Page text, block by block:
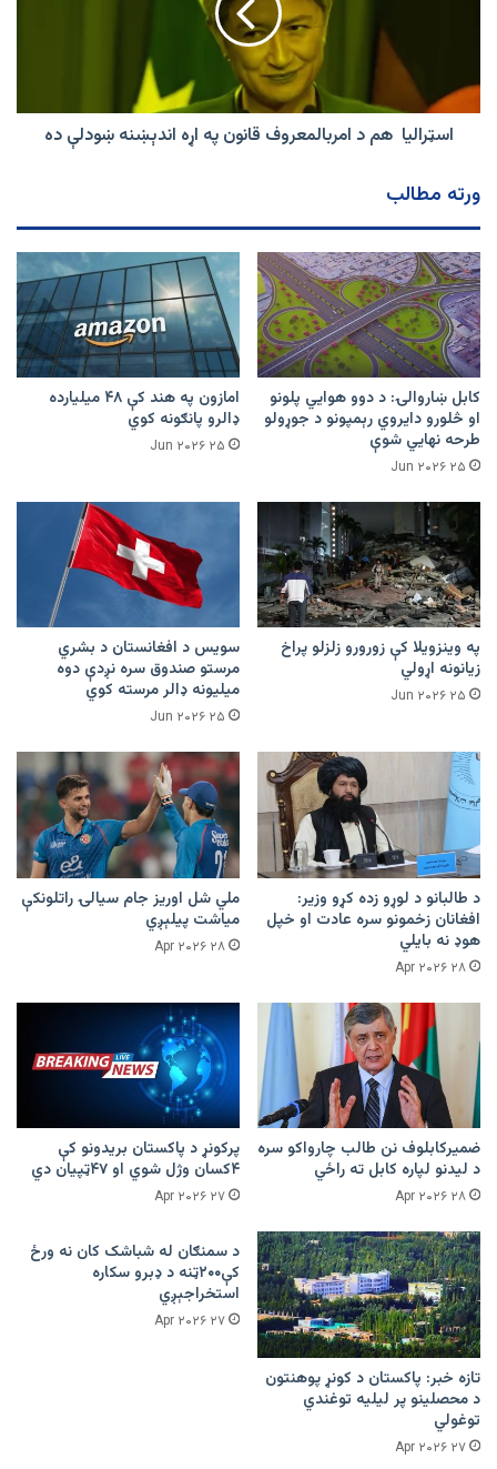
اندېښنه
ښودلې
اسټرالیا هم د امربالمعروف قانون په اړه اندېښنه ښودلې ده
ورته مطالب
کابل ښاروالۍ: د دوو هوايي پلونو
او څلورو دایروي رېمپونو د جوړولو
طرحه نهایي شوې
۲۵ Jun ۲۰۲۶
امازون په هند کې ۴۸ میلیارده
ډالرو پانګونه کوي
۲۵ Jun ۲۰۲۶
په وینزویلا کې زورورو زلزلو پراخ
زیانونه اړولي
۲۵ Jun ۲۰۲۶
سویس د افغانستان د بشري
مرستو صندوق سره نږدې دوه
میلیونه ډالر مرسته کوي
۲۵ Jun ۲۰۲۶
د طالبانو د لوړو زده کړو وزیر:
افغانان زخمونو سره عادت او خپل
هوډ نه بایلي
۲۸ Apr ۲۰۲۶
ملي شل اوریز جام سیالۍ راتلونکې
میاشت پیلېږي
۲۸ Apr ۲۰۲۶
ضمیرکابلوف نن طالب چارواکو سره
د لیدنو لپاره کابل ته راځي
۲۸ Apr ۲۰۲۶
پرکونړ د پاکستان بریدونو کې
۴کسان وژل شوي او ۴۷ټپیان دي
۲۷ Apr ۲۰۲۶
تازه خبر: پاکستان د کونړ پوهنتون
د محصلینو پر لیلیه توغندي
توغولي
۲۷ Apr ۲۰۲۶
د سمنګان له شباشک کان نه ورځ
کې۲۰۰ټنه د ډبرو سکاره
استخراجېږي
۲۷ Apr ۲۰۲۶